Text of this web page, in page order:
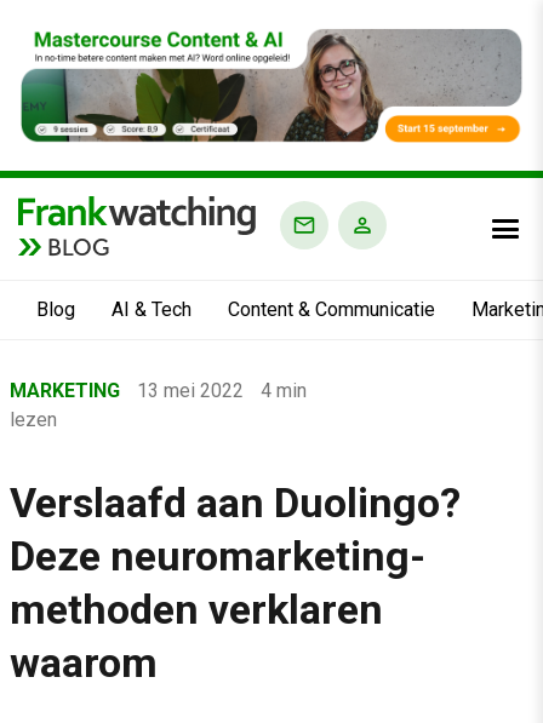
BLOG
Blog AI & Tech Content & Communicatie
›
Marketing
›
Verslaafd aan Duolingo? Deze neuromarketing-methoden
MARKETING 13 mei 2022
4 min
lezen
Verslaafd aan Duolingo?
Deze neuromarketing-
methoden verklaren
waarom